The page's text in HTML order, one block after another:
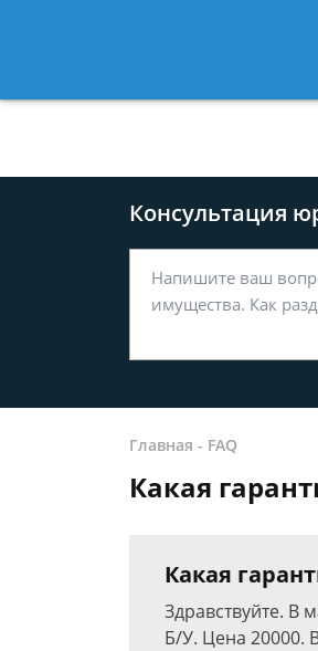
Консультация
Главная - FAQ
Какая
Какая
Здравствуйте. В
Б/У. Цена 20000.